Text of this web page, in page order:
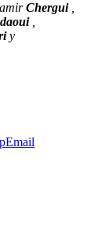
Chergui,
,
y
Email